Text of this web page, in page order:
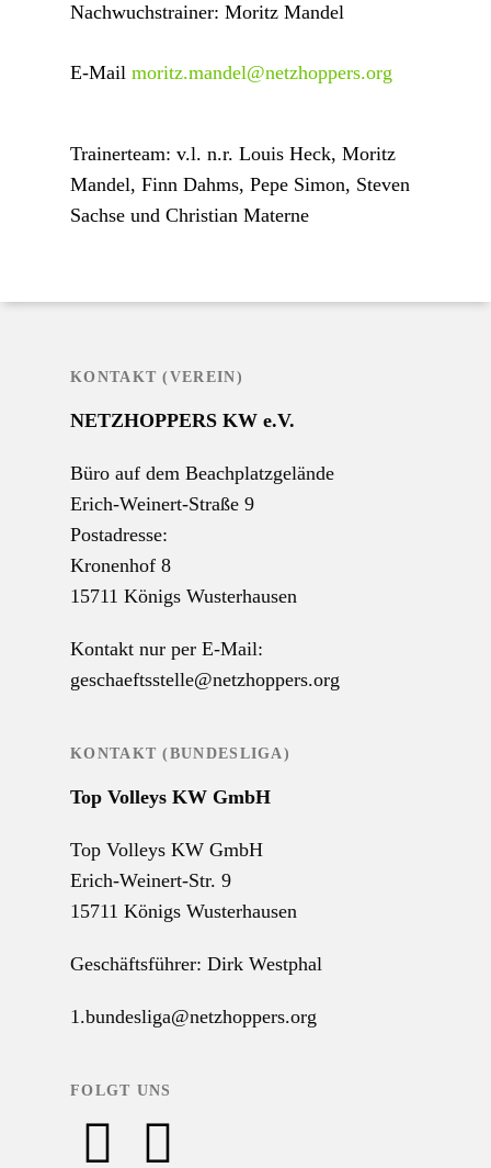
Nachwuchstrainer: Moritz Mandel
E-Mailmoritz.mandel@netzhoppers.org
Trainerteam: v.l. n.r. Louis Heck, Moritz
Mandel, Finn Dahms, Pepe Simon, Steven
Sachse und Christian Materne
KONTAKT (VEREIN)
NETZHOPPERS KW e.V.
Büro auf dem Beachplatzgelände
Erich-Weinert-Straße 9
Postadresse:
Kronenhof 8
15711 Königs Wusterhausen
Kontakt nur per E-Mail:
geschaeftsstelle@netzhoppers.org
KONTAKT (BUNDESLIGA)
Top Volleys KW GmbH
Top Volleys KW GmbH
Erich-Weinert-Str. 9
15711 Königs Wusterhausen
Geschäftsführer: Dirk Westphal
1.bundesliga@netzhoppers.org
FOLGT UNS